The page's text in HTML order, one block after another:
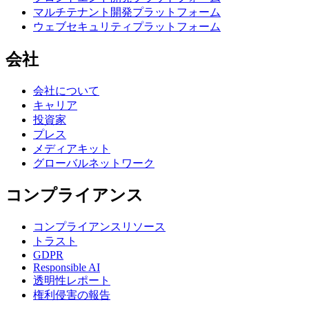
マルチテナント開発プラットフォーム
ウェブセキュリティプラットフォーム
会社
会社について
キャリア
投資家
プレス
メディアキット
グローバルネットワーク
コンプライアンス
コンプライアンスリソース
トラスト
GDPR
Responsible AI
透明性レポート
権利侵害の報告